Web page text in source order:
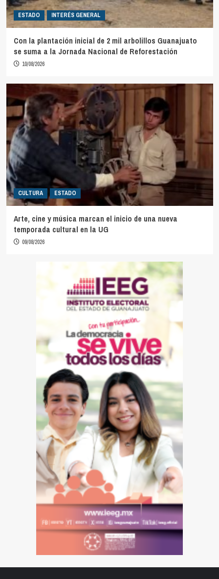
ESTADO INTERÉS GENERAL
Con la plantación inicial de 2 mil arbolillos Guanajuato
se suma a la Jornada Nacional de Reforestación
10/08/2026
CULTURA ESTADO
Arte, cine y música marcan el inicio de una nueva
temporada cultural en la UG
09/08/2026